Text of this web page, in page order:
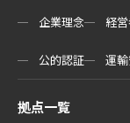
企業理念 経
公的認証 運
拠点一覧